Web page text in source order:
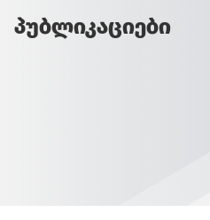
პუბლიკაციები